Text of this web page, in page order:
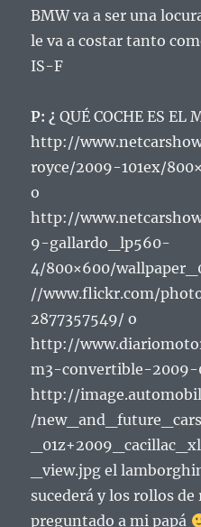
BMW va a ser una
le va a costar tanto
IS-F
P: ¿ QUÉ COCHE ES EL
http://
royce/2009-101ex/
o
http://
9-gallardo_lp560-
4/800×600/
//www.flickr.com/
2877357549/ o
http://
m3-convertible-2009-
http://
/
_view.jpg el
sucederá y los rollos de
preguntado a mi papá